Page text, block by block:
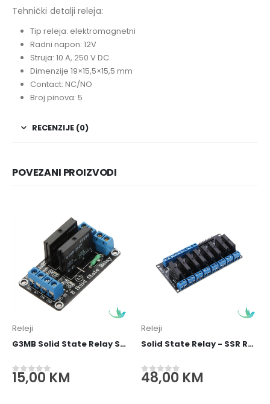
Tehnički detalji releja:
Tip releja: elektromagnetni
Radni napon: 12V
Struja: 10 A, 250 V DC
Dimenzije 19×15,5×15,5 mm
Contact: NC/NO
Broj pinova: 5
RECENZIJE (0)
POVEZANI PROIZVODI
Releji
G3MB Solid State Relay SSR Relej 2 Kanala
0out of 5
15,00 KM
Releji
Solid State Relay - SSR Relej 8 Kanala G3MB
0 out of 5
48,00 KM